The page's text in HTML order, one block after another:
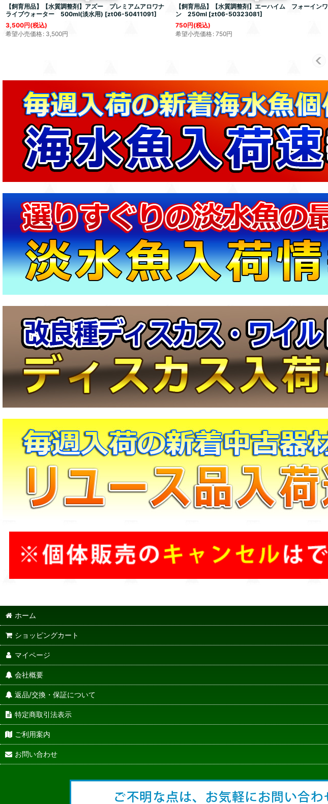
【飼育用品】【水質調整剤】アズー プレミアムアロワナ
ライブウォーター 500ml(淡水用) [zt06-50411091]
3,500円(税込)
希望小売価格: 3,500円
【飼育用品】【水質調整剤】エーハイム フォーインワ
ン 250ml [zt06-50323081]
750円(税込)
希望小売価格: 750円
ホーム
ショッピングカート
マイページ
会社概要
返品/交換・保証について
特定商取引法表示
ご利用案内
お問い合わせ